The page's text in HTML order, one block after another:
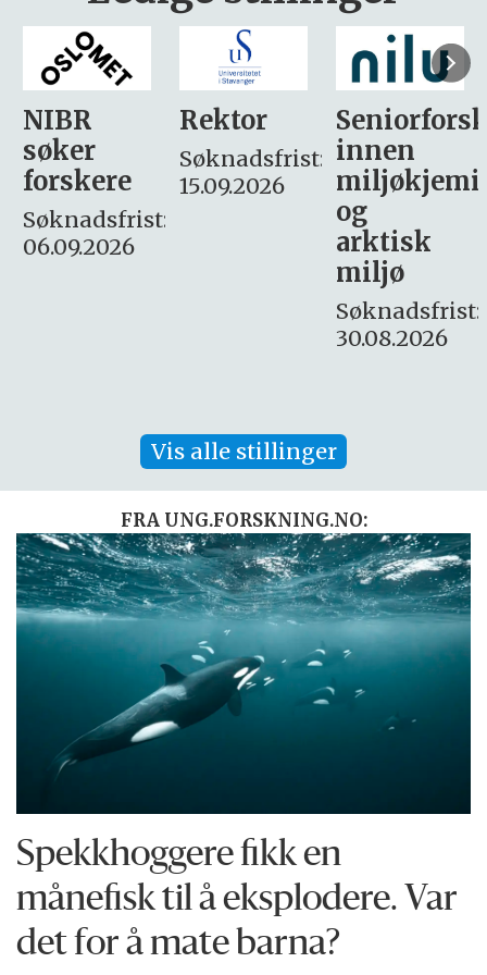
Rektor
Søknadsfrist:
15.09.2026
Seniorforsker
innen
miljøkjemi
søker
– fast
Søknadsfrist:
16. august.
Vis alle stillinger
FRA UNG.FORSKNING.NO:
Spekkhoggere fikk en
månefisk til å eksplodere. Var
det for å mate barna?